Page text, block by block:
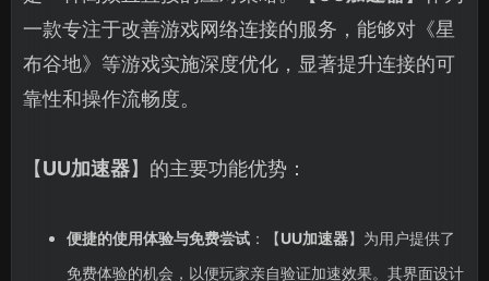
一款专注于改善游戏网络连接的服务，能够对《星
布谷地》等游戏实施深度优化，显著提升连接的可
靠性和操作流畅度。
【UU加速器】的主要功能优势：
便捷的使用体验与免费尝试：【UU加速器】为用户提供了
免费体验的机会，以便玩家亲自验证加速效果。其界面设计